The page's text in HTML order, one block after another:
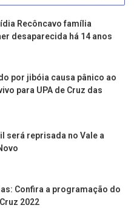
Recôncavo família
desaparecida há 14 anos
por jibóia causa pânico ao
para UPA de Cruz das
será reprisada no Vale a
Confira a programação do
2022